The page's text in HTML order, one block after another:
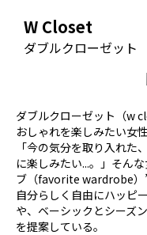
W Closet
ダブルクローゼット
ダブルクローゼット（w
おしゃれを楽しみたい女
「今の気分を取り入れた
に楽しみたい...。」そん
ブ（favorite wardrobe）
自分らしく自由にハッピ
や、ベーシックとシーズ
を提案している。